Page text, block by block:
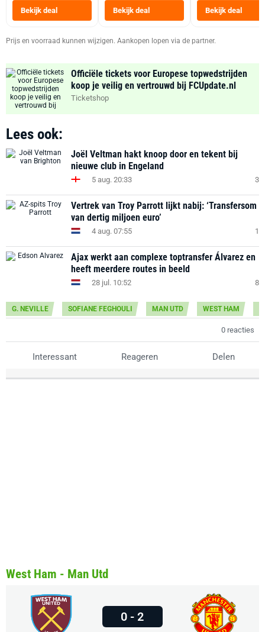
Bekijk deal Bekijk deal
Heteluchtfriteuse
Zwart
Bekijk deal
Prijs en voorraad kunnen wijzigen. Aankopen lopen via de partner.
Officiële tickets voor Europese topwedstrijden
koop je veilig en vertrouwd bij FCUpdate.nl
Ticketshop
Lees ook:
Joël Veltman hakt knoop door en tekent bij
nieuwe club in Engeland
5 aug. 20:33 3
Vertrek van Troy Parrott lijkt nabij: ‘Transfersom
van dertig miljoen euro’
4 aug. 07:55 1
Ajax werkt aan complexe toptransfer Álvarez en
heeft meerdere routes in beeld
28 jul. 10:52 8
G. NEVILLE SOFIANE FEGHOULI MAN UTD WEST HAM
0 reacties
Interessant Reageren Delen
West Ham - Man Utd
0 - 2